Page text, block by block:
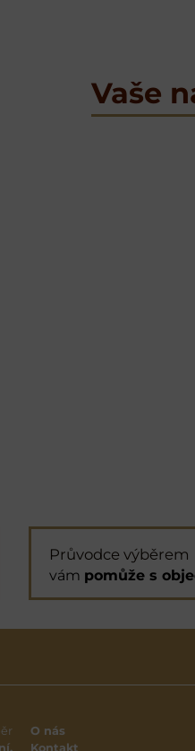
Vaše
Průvodce výběrem
vám pomůže s
O nás
Kontakt